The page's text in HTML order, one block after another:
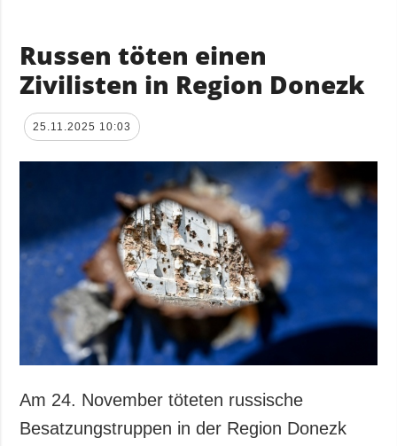
Russen töten einen
Zivilisten in Region Donezk
25.11.2025 10:03
Am 24. November töteten russische
Besatzungstruppen in der Region Donezk